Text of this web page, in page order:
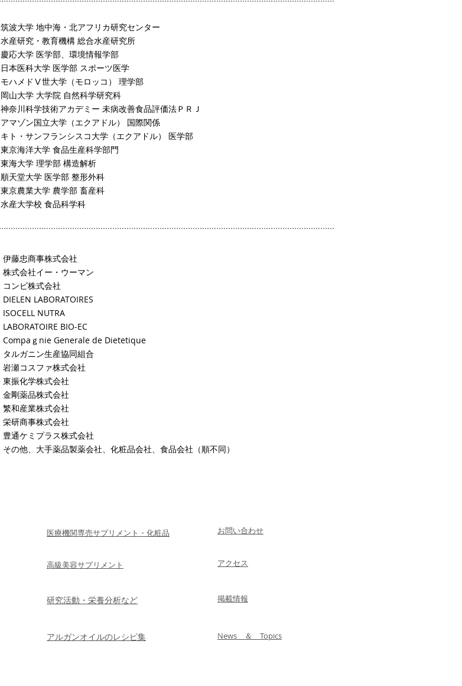
​筑波大学 地中海・北アフリカ研究センター
水産研究・教育機構 総合水産研究所
慶応大学 医学部、環境情報学部
日本医科大学 医学部 スポーツ医学
モハメドⅤ世大学（モロッコ） 理学部
岡山大学 大学院 自然科学研究科
神奈川科学技術アカデミー 未病改善食品評価法ＰＲＪ
アマゾン国立大学（エクアドル） 国際関係
キト・サンフランシスコ大学（エクアドル） 医学部
東京海洋大学 食品生産科学部門
東海大学 理学部 構造解析
順天堂大学 医学部 整形外科
東京農業大学 農学部 畜産科
水産大学校 食品科学科
伊藤忠商事株式会社
株式会社イー・ウーマン
コンビ株式会社
DIELEN LABORATOIRES
ISOCELL NUTRA
LABORATOIRE BIO-EC
Compaｇnie Generale de Dietetique
タルガニン生産協同組合
岩瀬コスファ株式会社
東振化学株式会社
金剛薬品株式会社
繁和産業株式会社
栄研商事株式会社
豊通ケミプラス株式会社
その他、大手薬品製薬会社、化粧品会社、食品会社（順不同）
医療機関専売サプリメント・化粧品
高級美容サプリメント
研究活動・栄養分析など
アルガンオイルのレシピ集
お問い合わせ
アクセス
掲載情報
News ＆ Topics